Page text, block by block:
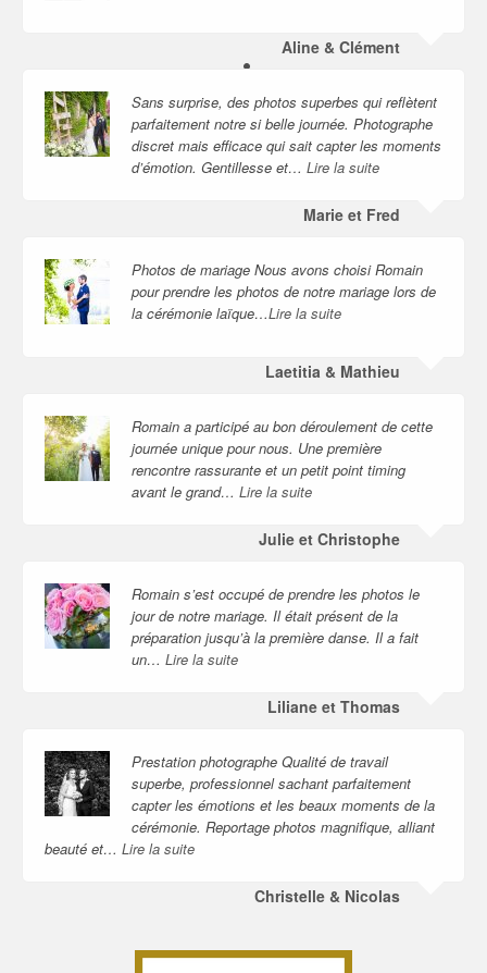
Aline & Clément
Sans surprise, des photos superbes qui reflètent
parfaitement notre si belle journée. Photographe
discret mais efficace qui sait capter les moments
d’émotion. Gentillesse et… Lire la suite
Marie et Fred
Photos de mariage Nous avons choisi Romain
pour prendre les photos de notre mariage lors de
la cérémonie laïque…Lire la suite
Laetitia & Mathieu
Romain a participé au bon déroulement de cette
journée unique pour nous. Une première
rencontre rassurante et un petit point timing
avant le grand… Lire la suite
Julie et Christophe
Romain s’est occupé de prendre les photos le
jour de notre mariage. Il était présent de la
préparation jusqu’à la première danse. Il a fait
un… Lire la suite
Liliane et Thomas
Prestation photographe Qualité de travail
superbe, professionnel sachant parfaitement
capter les émotions et les beaux moments de la
cérémonie. Reportage photos magnifique, alliant
beauté et… Lire la suite
Christelle & Nicolas